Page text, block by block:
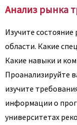
Анализ рынка
Изучите
области. Какие
Какие навыки и
Проанализируйте
изучите
информации о
университетах